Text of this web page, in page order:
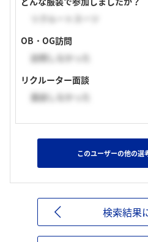
リクルートスーツ
OB・OG訪問
訪問しなかった
リクルーター面談
面談しなかった
このユーザーの他の選
検索結果